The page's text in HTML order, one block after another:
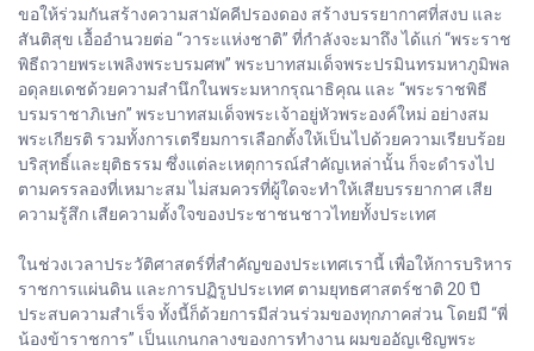
ขอให้ร่วมกันสร้างความสามัคคีปรองดอง สร้างบรรยากาศที่สงบ และ
สันติสุข เอื้ออำนวยต่อ “วาระแห่งชาติ” ที่กำลังจะมาถึง ได้แก่ “พระราช
พิธีถวายพระเพลิงพระบรมศพ” พระบาทสมเด็จพระปรมินทรมหาภูมิพล
อดุลยเดชด้วยความสำนึกในพระมหากรุณาธิคุณ และ “พระราชพิธี
บรมราชาภิเษก” พระบาทสมเด็จพระเจ้าอยู่หัวพระองค์ใหม่ อย่างสม
พระเกียรติ รวมทั้งการเตรียมการเลือกตั้งให้เป็นไปด้วยความเรียบร้อย
บริสุทธิ์และยุติธรรม ซึ่งแต่ละเหตุการณ์สำคัญเหล่านั้น ก็จะดำรงไป
ตามครรลองที่เหมาะสม ไม่สมควรที่ผู้ใดจะทำให้เสียบรรยากาศ เสีย
ความรู้สึก เสียความตั้งใจของประชาชนชาวไทยทั้งประเทศ
ในช่วงเวลาประวัติศาสตร์ที่สำคัญของประเทศเรานี้ เพื่อให้การบริหาร
ราชการแผ่นดิน และการปฏิรูปประเทศ ตามยุทธศาสตร์ชาติ 20 ปี
ประสบความสำเร็จ ทั้งนี้ก็ด้วยการมีส่วนร่วมของทุกภาคส่วน โดยมี “พี่
น้องข้าราชการ” เป็นแกนกลางของการทำงาน ผมขออัญเชิญพระ